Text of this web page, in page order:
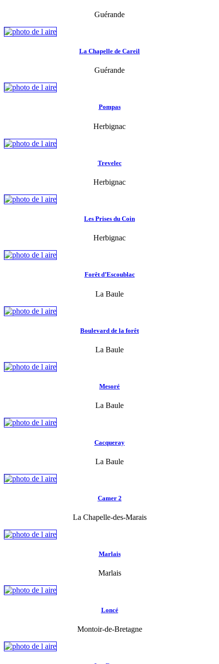
Guérande
La Chapelle de Careil
Guérande
Pompas
Herbignac
Trevelec
Herbignac
Les Prises du Coin
Herbignac
Forêt d’Escoublac
La Baule
Boulevard de la forêt
La Baule
Mesoré
La Baule
Cacqueray
La Baule
Camer 2
La Chapelle-des-Marais
Marlais
Marlais
Loncé
Montoir-de-Bretagne